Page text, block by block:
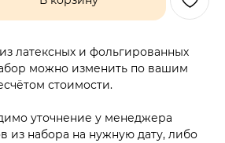
латексных и фольгированных
можно изменить по вашим
стоимости.
уточнение у менеджера
из набора на нужную дату, либо